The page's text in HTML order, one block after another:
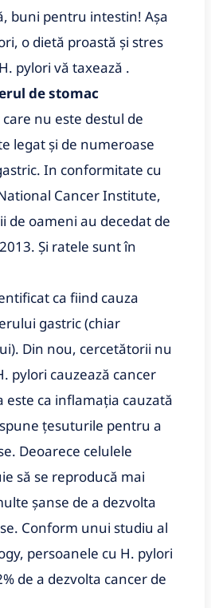
buni pentru intestin! Așa
o dietă proastă și stres
pylori vă taxează .
de stomac
nu este destul de
legat și de numeroase
In conformitate cu
Cancer Institute,
de oameni au decedat de
Și ratele sunt în
ca fiind cauza
gastric (chiar
Din nou, cercetătorii nu
pylori cauzează cancer
este ca inflamația cauzată
țesuturile pentru a
Deoarece celulele
să se reproducă mai
șanse de a dezvolta
Conform unui studiu al
persoanele cu H. pylori
de a dezvolta cancer de